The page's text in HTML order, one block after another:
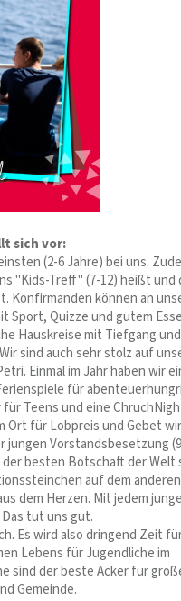
sich vor:
(2-6 Jahre) bei uns.
"Kids-Treff" (7-12) heißt und
Konfirmanden können an
Sport, Quizze und gutem
Hauskreise mit Tiefgang und
sind auch sehr stolz auf
Einmal im Jahr haben wir
für
Teens und eine
Ort für Lobpreis und Gebet
jungen Vorstandsbesetzung (9
besten Botschaft der Welt
auf dem
dem Herzen. Mit jedem
tut uns gut.
Es wird also dringend Zeit
Lebens für Jugendliche im
sind der beste Acker für
Gemeinde.